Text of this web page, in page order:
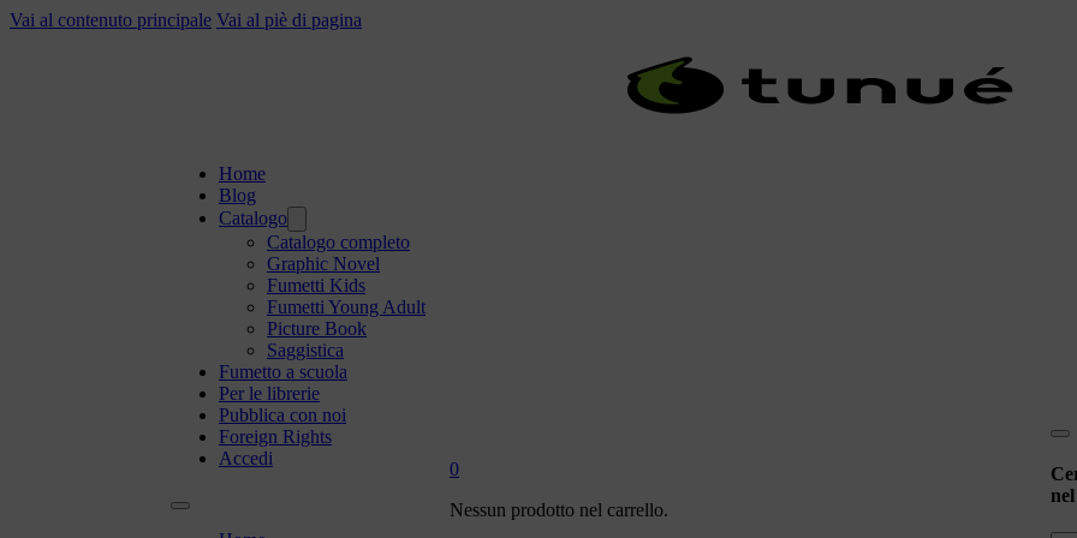
Vai al contenuto principale Vai al piè di pagina
Home
Blog
Catalogo
Catalogo completo
Graphic Novel
Fumetti Kids
Fumetti Young Adult
Picture Book
Saggistica
Fumetto a scuola
Per le librerie
Pubblica con noi
Foreign Rights
Accedi
0
Nessun prodotto nel carrello.